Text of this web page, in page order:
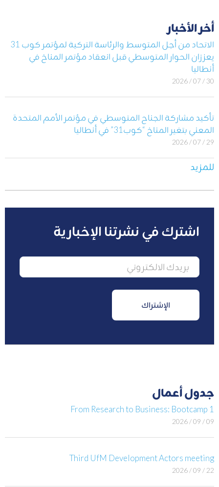
أخر الأخبار
الاتحاد من أجل المتوسط والرئاسة التركية لمؤتمر كوب 31
يعززان الحوار المتوسطي قبل انعقاد مؤتمر المناخ في
أنطاليا
30 / 07 / 2026
تأكيد مشاركة الجناح المتوسطي في مؤتمر الأمم المتحدة
المعني بتغير المناخ “كوب31” في أنطاليا
29 / 07 / 2026
للمزيد
اشترك في نشرتنا الإخبارية
جدول أعمال
From Research to Business: Bootcamp 1
09 / 09 / 2026
Third UfM Development Actors meeting
22 / 09 / 2026